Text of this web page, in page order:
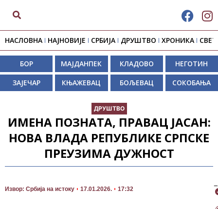
НАСЛОВНА НАЈНОВИЈЕ СРБИЈА ДРУШТВО ХРОНИКА СВЕТ
БОР МАЈДАНПЕК КЛАДОВО НЕГОТИН
ЗАЈЕЧАР КЊАЖЕВАЦ БОЉЕВАЦ СОКОБАЊА
ДРУШТВО
ИМЕНА ПОЗНАТА, ПРАВАЦ ЈАСАН:
НОВА ВЛАДА РЕПУБЛИКЕ СРПСКЕ
ПРЕУЗИМА ДУЖНОСТ
Извор: Србија на истоку 17.01.2026. 17:32